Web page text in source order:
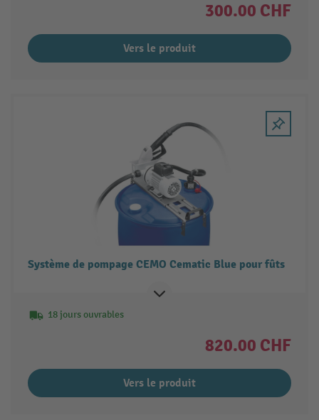
300.00 CHF
Vers le produit
Système de pompage CEMO Cematic Blue pour fûts
18 jours ouvrables
820.00 CHF
Vers le produit